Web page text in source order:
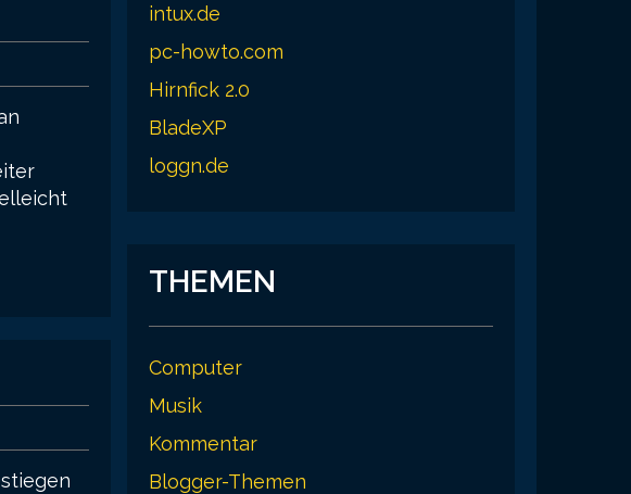
intux.de
pc-howto.com
Hirnfick 2.0
BladeXP
loggn.de
THEMEN
Computer
Musik
Kommentar
Blogger-Themen